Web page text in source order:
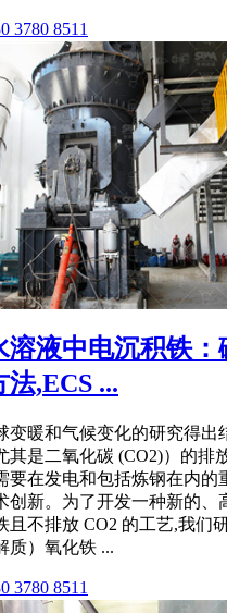
3780 8511
溶液中电沉积铁：
,ECS ...
变暖和气候变化的研究得出
其是二氧化碳 (CO2)）的排
要在发电和包括炼钢在内的
创新。为了开发一种新的、
且不排放 CO2 的工艺,我们
质）氧化铁 ...
3780 8511